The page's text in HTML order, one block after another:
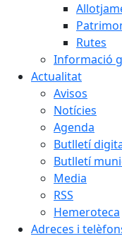
Rutes
Informació
Actualitat
Avisos
Notícies
Agenda
Butlletí
Butlletí
Media
RSS
Hemeroteca
Adreces i